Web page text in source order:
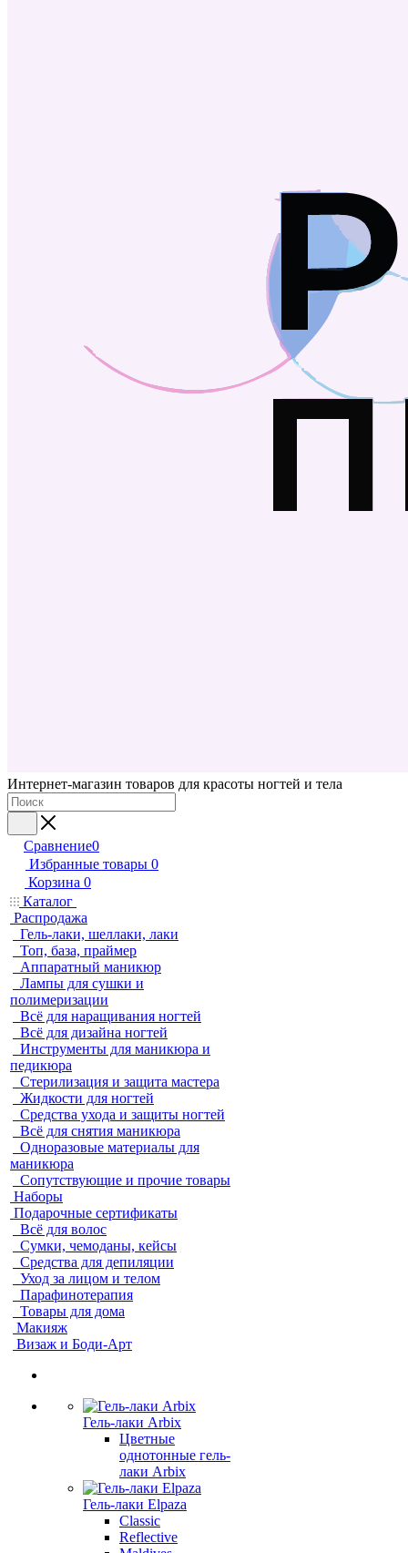
Интернет-магазин товаров для красоты ногтей и тела
Сравнение0
Избранные товары 0
Корзина 0
Каталог
Распродажа
Гель-лаки, шеллаки, лаки
Топ, база, праймер
Аппаратный маникюр
Лампы для сушки и
полимеризации
Всё для наращивания ногтей
Всё для дизайна ногтей
Инструменты для маникюра и
педикюра
Стерилизация и защита мастера
Жидкости для ногтей
Средства ухода и защиты ногтей
Всё для снятия маникюра
Одноразовые материалы для
маникюра
Сопутствующие и прочие товары
Наборы
Подарочные сертификаты
Всё для волос
Сумки, чемоданы, кейсы
Средства для депиляции
Уход за лицом и телом
Парафинотерапия
Товары для дома
Макияж
Визаж и Боди-Арт
Гель-лаки Arbix
Цветные
однотонные гель-
лаки Arbix
Гель-лаки Elpaza
Classic
Reflective